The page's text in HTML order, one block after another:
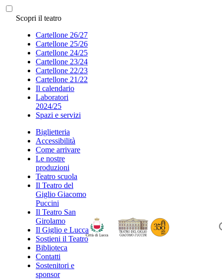
Scopri il teatro
Cartellone 26/27
Cartellone 25/26
Cartellone 24/25
Cartellone 23/24
Cartellone 22/23
Cartellone 21/22
Il calendario
Laboratori
2024/25
Spazi e servizi
Biglietteria
Accessibilità
Come arrivare
Le nostre
produzioni
Teatro scuola
Il Teatro del
Giglio Giacomo
Puccini
Il Teatro San
Girolamo
Il Giglio e Lucca
Sostieni il Teatro
Biblioteca
Contatti
Sostenitori e
sponsor